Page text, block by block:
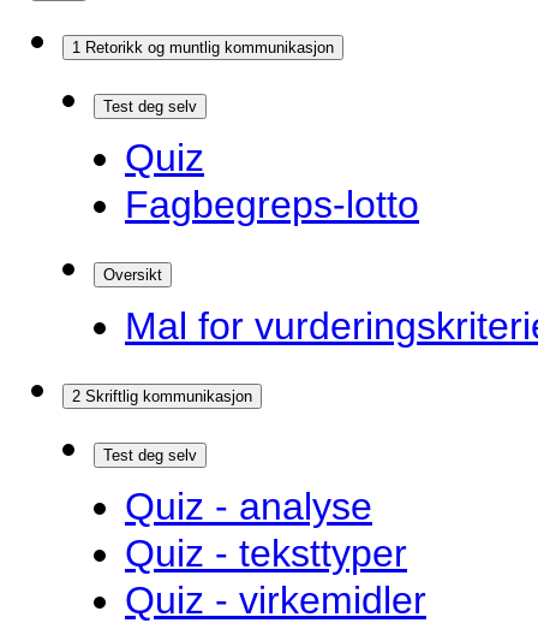
1 Retorikk og muntlig kommunikasjon
Test deg selv
Quiz
Fagbegreps-lotto
Oversikt
Mal for
2 Skriftlig kommunikasjon
Test deg selv
Quiz - analyse
Quiz - teksttyper
Quiz - virkemidler